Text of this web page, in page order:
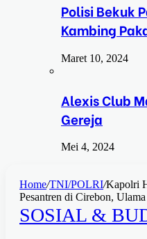
Polisi Bekuk
Kambing
Maret 10, 2024
Alexis Club
Gereja
Mei 4, 2024
Home/TNI/POLRI/Kapolri
Pesantren di Cirebon,
SOSIAL &